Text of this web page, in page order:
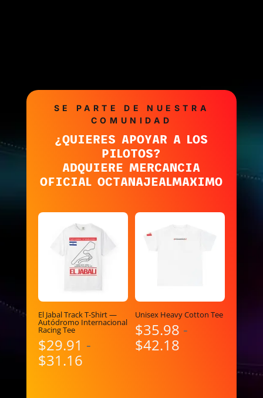
SE PARTE DE NUESTRA
COMUNIDAD
¿QUIERES APOYAR A LOS
PILOTOS?
ADQUIERE MERCANCIA
OFICIAL OCTANAJEALMAXIMO
El Jabal Track T-Shirt —
Autódromo Internacional
Racing Tee
$29.91 -
$31.16Rango
Unisex Heavy Cotton Tee
$35.98 -
$42.18